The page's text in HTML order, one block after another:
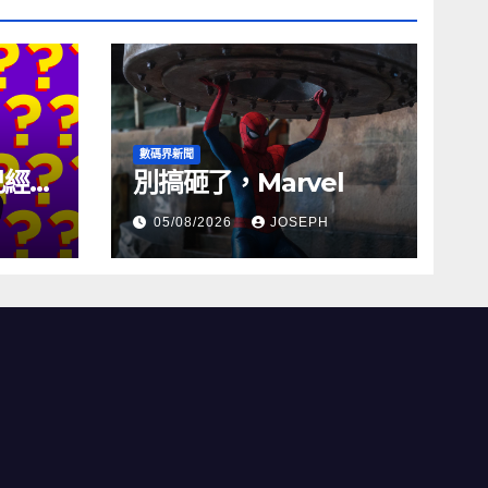
幾
數碼界新聞
別搞砸了，Marvel
05/08/2026 JOSEPH